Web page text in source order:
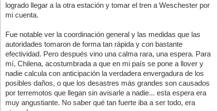
logrado llegar a la otra estación y tomar el tren a Weschester por
mi cuenta.
Fue notable ver la coordinación general y las medidas que las
autoridades tomaron de forma tan rápida y con bastante
efectividad. Pero después vino una calma rara, una espera. Para
mí, Chilena, acostumbrada a que en mi país se pone a llover y
nadie calcula con anticipación la verdadera envergadura de los
posibles daños, o que los desastres más grandes son causados
por terremotos que llegan sin avisarle a nadie... esta espera era
muy angustiante. No saber qué tan fuerte iba a ser todo, era